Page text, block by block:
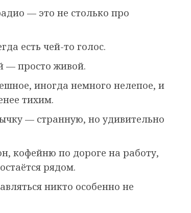
— это не столько про
есть чей-то голос.
— просто живой.
иногда немного нелепое, и
тихим.
— странную, но удивительно
кофейню по дороге на работу,
рядом.
никто особенно не